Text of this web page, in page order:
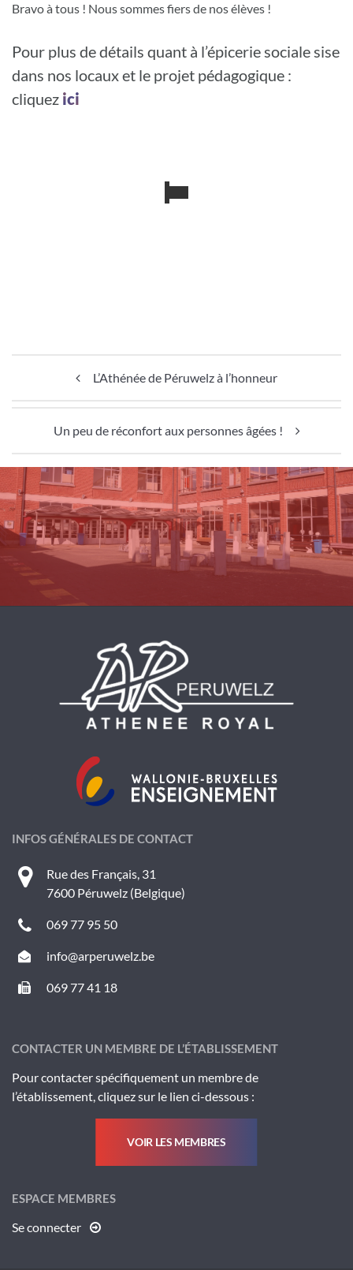
Bravo à tous ! Nous sommes fiers de nos élèves !
Pour plus de détails quant à l’épicerie sociale sise
dans nos locaux et le projet pédagogique :
cliquez ici
L’Athénée de Péruwelz à l’honneur
Un peu de réconfort aux personnes âgées !
INFOS GÉNÉRALES DE CONTACT
Rue des Français, 31
7600 Péruwelz (Belgique)
069 77 95 50
info@arperuwelz.be
069 77 41 18
CONTACTER UN MEMBRE DE L’ÉTABLISSEMENT
Pour contacter spécifiquement un membre de
l’établissement, cliquez sur le lien ci-dessous :
VOIR LES MEMBRES
ESPACE MEMBRES
Se connecter